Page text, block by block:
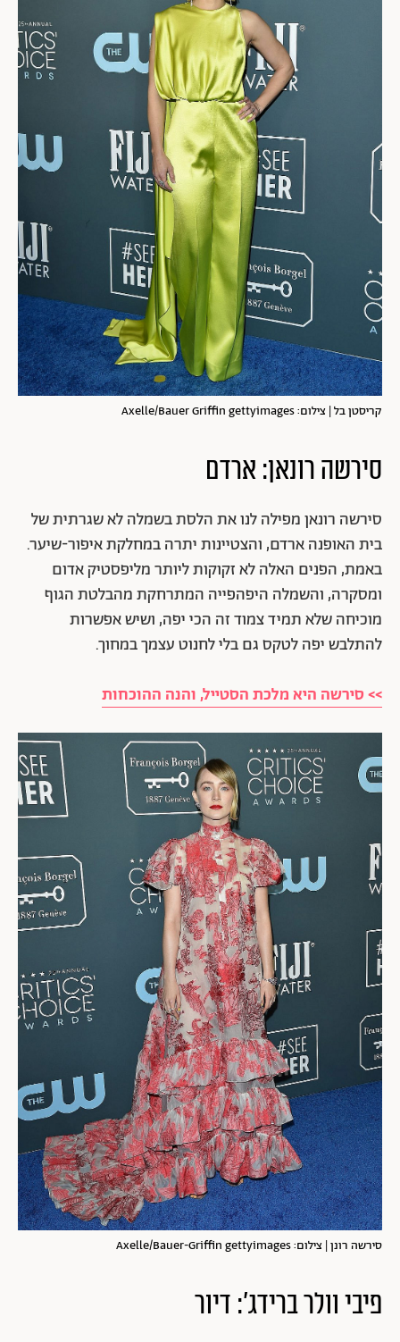
קריסטן בל | צילום: Axelle/Bauer Griffin gettyimages
סירשה רונאן: ארדם
סירשה רונאן מפילה לנו את הלסת בשמלה לא שגרתית של
בית האופנה ארדם, והצטיינות יתרה במחלקת איפור-שיער.
באמת, הפנים האלה לא זקוקות ליותר מליפסטיק אדום
ומסקרה, והשמלה היפהפייה המתרחקת מהבלטת הגוף
מוכיחה שלא תמיד צמוד זה הכי יפה, ושיש אפשרות
להתלבש יפה לטקס גם בלי לחנוט עצמך במחוך.
>> סירשה היא מלכת הסטייל, והנה ההוכחות
סירשה רונן | צילום: Axelle/Bauer-Griffin gettyimages
פיבי וולר ברידג': דיור